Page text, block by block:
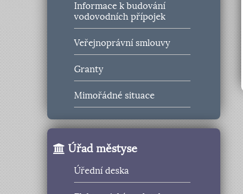
Informace k budování
vodovodních přípojek
Veřejnoprávní smlouvy
Granty
Mimořádné situace
Úřad městyse
Úřední deska